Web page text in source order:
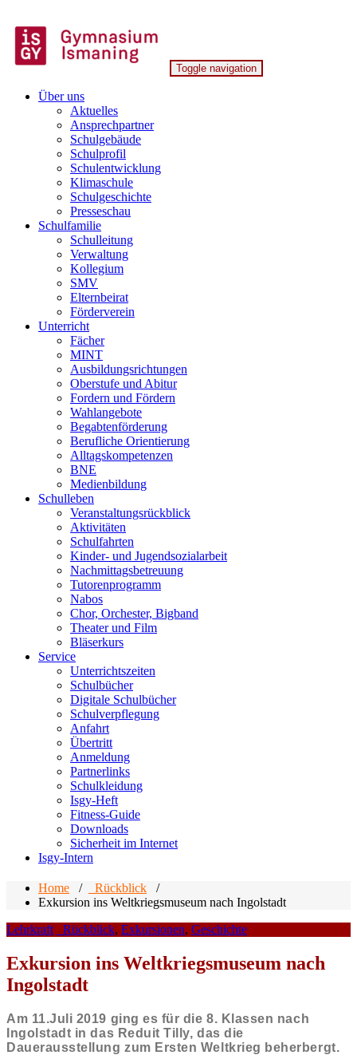
to
content
Gymnasium Ismaning
Toggle navigation
Über uns
Aktuelles
Ansprechpartner
Schulgebäude
Schulprofil
Schulentwicklung
Klimaschule
Schulgeschichte
Presseschau
Schulfamilie
Schulleitung
Verwaltung
Kollegium
SMV
Elternbeirat
Förderverein
Unterricht
Fächer
MINT
Ausbildungsrichtungen
Oberstufe und Abitur
Fordern und Fördern
Wahlangebote
Begabtenförderung
Berufliche Orientierung
Alltagskompetenzen
BNE
Medienbildung
Schulleben
Veranstaltungsrückblick
Aktivitäten
Schulfahrten
Kinder- und Jugendsozialarbeit
Nachmittagsbetreuung
Tutorenprogramm
Nabos
Chor, Orchester, Bigband
Theater und Film
Bläserkurs
Service
Unterrichtszeiten
Schulbücher
Digitale Schulbücher
Schulverpflegung
Anfahrt
Übertritt
Anmeldung
Partnerlinks
Schulkleidung
Isgy-Heft
Fitness-Guide
Downloads
Sicherheit im Internet
Isgy-Intern
Home / _Rückblick /
Exkursion ins Weltkriegsmuseum nach Ingolstadt
Lehrkraft
_Rückblick, Exkursionen, Geschichte
Exkursion ins Weltkriegsmuseum nach
Ingolstadt
Am 11.Juli 2019 ging es für die 8. Klassen nach
Ingolstadt in das Reduit Tilly, das die
Dauerausstellung zum Ersten Weltkrieg beherbergt.